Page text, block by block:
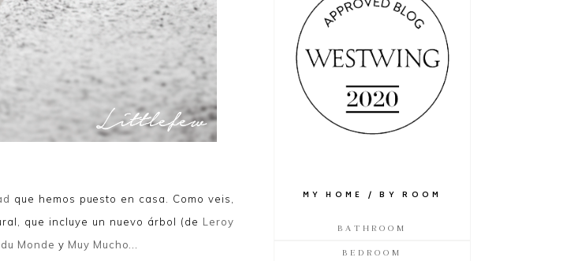
que hemos puesto en casa. Como veis,
que incluye un nuevo árbol (de Leroy
Monde y Muy Mucho
MY HOME / BY ROOM
BATHROOM
BEDROOM